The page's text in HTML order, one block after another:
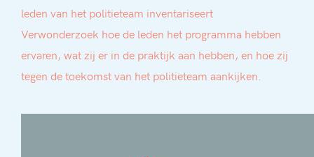
leden van het politieteam inventariseert
Verwonderzoek hoe de leden het programma hebben
ervaren, wat zij er in de praktijk aan hebben, en hoe zij
tegen de toekomst van het politieteam aankijken.